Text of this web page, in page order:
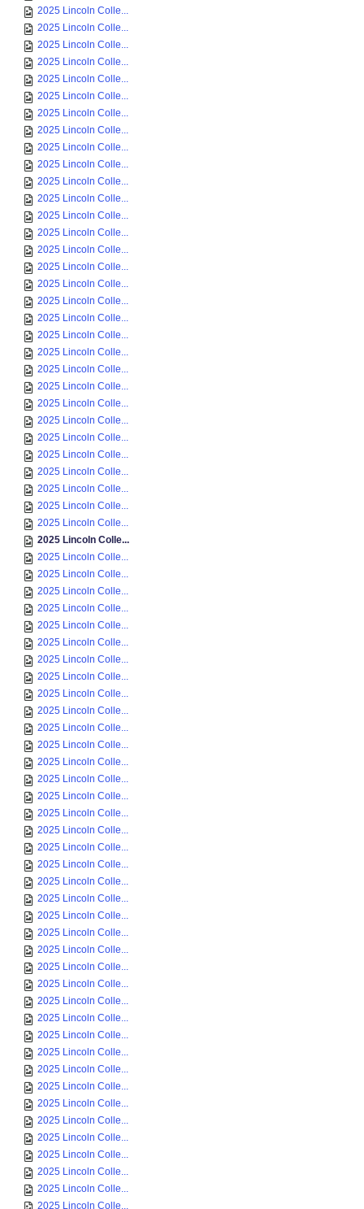
2025 Lincoln Colle...
2025 Lincoln Colle...
2025 Lincoln Colle...
2025 Lincoln Colle...
2025 Lincoln Colle...
2025 Lincoln Colle...
2025 Lincoln Colle...
2025 Lincoln Colle...
2025 Lincoln Colle...
2025 Lincoln Colle...
2025 Lincoln Colle...
2025 Lincoln Colle...
2025 Lincoln Colle...
2025 Lincoln Colle...
2025 Lincoln Colle...
2025 Lincoln Colle...
2025 Lincoln Colle...
2025 Lincoln Colle...
2025 Lincoln Colle...
2025 Lincoln Colle...
2025 Lincoln Colle...
2025 Lincoln Colle...
2025 Lincoln Colle...
2025 Lincoln Colle...
2025 Lincoln Colle...
2025 Lincoln Colle...
2025 Lincoln Colle...
2025 Lincoln Colle...
2025 Lincoln Colle...
2025 Lincoln Colle...
2025 Lincoln Colle...
2025 Lincoln Colle...
2025 Lincoln Colle...
2025 Lincoln Colle...
2025 Lincoln Colle...
2025 Lincoln Colle...
2025 Lincoln Colle...
2025 Lincoln Colle...
2025 Lincoln Colle...
2025 Lincoln Colle...
2025 Lincoln Colle...
2025 Lincoln Colle...
2025 Lincoln Colle...
2025 Lincoln Colle...
2025 Lincoln Colle...
2025 Lincoln Colle...
2025 Lincoln Colle...
2025 Lincoln Colle...
2025 Lincoln Colle...
2025 Lincoln Colle...
2025 Lincoln Colle...
2025 Lincoln Colle...
2025 Lincoln Colle...
2025 Lincoln Colle...
2025 Lincoln Colle...
2025 Lincoln Colle...
2025 Lincoln Colle...
2025 Lincoln Colle...
2025 Lincoln Colle...
2025 Lincoln Colle...
2025 Lincoln Colle...
2025 Lincoln Colle...
2025 Lincoln Colle...
2025 Lincoln Colle...
2025 Lincoln Colle...
2025 Lincoln Colle...
2025 Lincoln Colle...
2025 Lincoln Colle...
2025 Lincoln Colle...
2025 Lincoln Colle...
2025 Lincoln Colle...